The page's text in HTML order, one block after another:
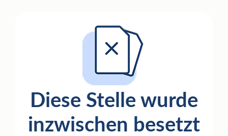
Diese Stelle wurde
inzwischen besetzt